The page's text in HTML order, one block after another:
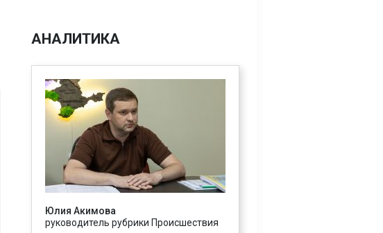
АНАЛИТИКА
Юлия Акимова
руководитель рубрики Происшествия